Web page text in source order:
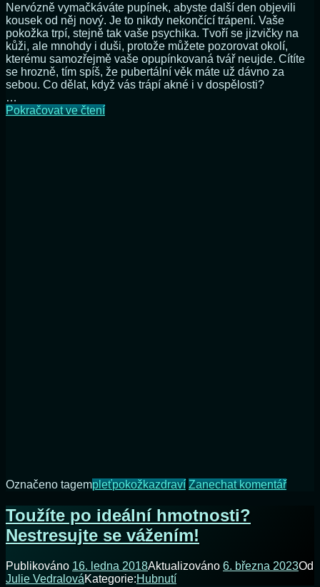
Nervózně vymačkáváte pupínek, abyste další den objevili
kousek od něj nový. Je to nikdy nekončící trápení. Vaše
pokožka trpí, stejně tak vaše psychika. Tvoří se jizvičky na
kůži, ale mnohdy i duši, protože můžete pozorovat okolí,
kterému samozřejmě vaše opupínkovaná tvář neujde. Cítíte
se hrozně, tím spíš, že pubertální věk máte už dávno za
sebou. Co dělat, když vás trápí akné i v dospělosti?
…
Pokračovat ve čteníLéčba
Označeno tagempleťpokožkazdraví Zanechat komentářna
i
výživu
Toužíte po ideální hmotnosti?
Nestresujte se vážením!
Publikováno 16. ledna 2018Aktualizováno 6. března 2023Od
Julie VedralováKategorie:Hubnutí